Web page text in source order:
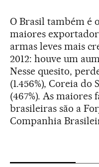
O Brasil também é
maiores
armas leves mais
2012: houve um
Nesse quesito,
(1.456%), Coreia do
(467%). As maiores
brasileiras são a
Companhia